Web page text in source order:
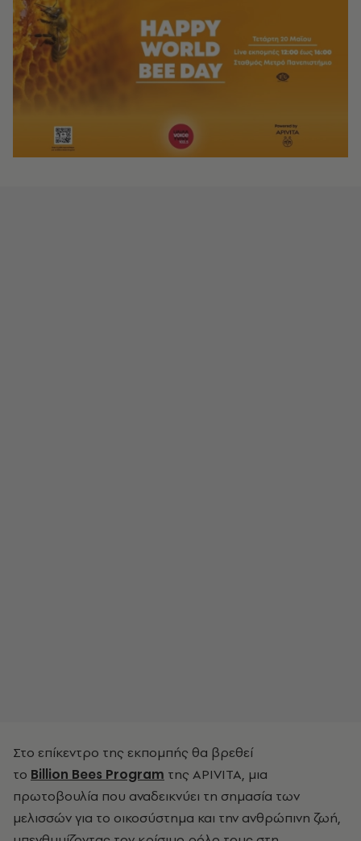
Στο επίκεντρο της εκπομπής θα βρεθεί
το Billion Bees Program της APIVITA, μια
πρωτοβουλία που αναδεικνύει τη σημασία των
μελισσών για το οικοσύστημα και την ανθρώπινη ζωή,